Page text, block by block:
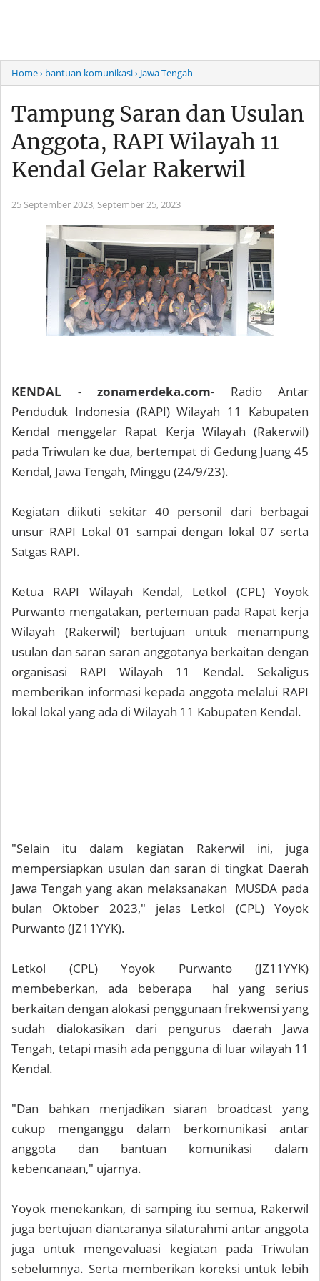
Home› bantuan komunikasi› Jawa Tengah
Tampung Saran dan Usulan
Anggota, RAPI Wilayah 11
Kendal Gelar Rakerwil
25 September 2023, September 25, 2023
KENDAL - zonamerdeka.com- Radio Antar
Penduduk Indonesia (RAPI) Wilayah 11 Kabupaten
Kendal menggelar Rapat Kerja Wilayah (Rakerwil)
pada Triwulan ke dua, bertempat di Gedung Juang 45
Kendal, Jawa Tengah, Minggu (24/9/23).
Kegiatan diikuti sekitar 40 personil dari berbagai
unsur RAPI Lokal 01 sampai dengan lokal 07 serta
Satgas RAPI.
Ketua RAPI Wilayah Kendal, Letkol (CPL) Yoyok
Purwanto mengatakan, pertemuan pada Rapat kerja
Wilayah (Rakerwil) bertujuan untuk menampung
usulan dan saran saran anggotanya berkaitan dengan
organisasi RAPI Wilayah 11 Kendal. Sekaligus
memberikan informasi kepada anggota melalui RAPI
lokal lokal yang ada di Wilayah 11 Kabupaten Kendal.
"Selain itu dalam kegiatan Rakerwil ini, juga
mempersiapkan usulan dan saran di tingkat Daerah
Jawa Tengah yang akan melaksanakan MUSDA pada
bulan Oktober 2023," jelas Letkol (CPL) Yoyok
Purwanto (JZ11YYK).
Letkol (CPL) Yoyok Purwanto (JZ11YYK)
membeberkan, ada beberapa hal yang serius
berkaitan dengan alokasi penggunaan frekwensi yang
sudah dialokasikan dari pengurus daerah Jawa
Tengah, tetapi masih ada pengguna di luar wilayah 11
Kendal.
"Dan bahkan menjadikan siaran broadcast yang
cukup menganggu dalam berkomunikasi antar
anggota dan bantuan komunikasi dalam
kebencanaan," ujarnya.
Yoyok menekankan, di samping itu semua, Rakerwil
juga bertujuan diantaranya silaturahmi antar anggota
juga untuk mengevaluasi kegiatan pada Triwulan
sebelumnya. Serta memberikan koreksi untuk lebih